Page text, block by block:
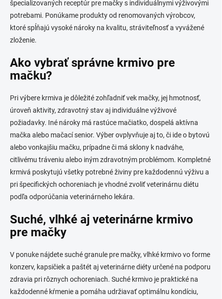
i
s
u
špecializovaných receptúr pre mačky s individuálnymi výživovými
potrebami. Ponúkame produkty od renomovaných výrobcov,
ktoré spĺňajú vysoké nároky na kvalitu, stráviteľnosť a vyvážené
zloženie.
Ako vybrať správne krmivo pre
mačku?
Pri výbere krmiva je dôležité zohľadniť vek mačky, jej hmotnosť,
úroveň aktivity, zdravotný stav aj individuálne výživové
požiadavky. Iné nároky má rastúce mačiatko, dospelá aktívna
mačka alebo mačací senior. Výber ovplyvňuje aj to, či ide o bytovú
alebo vonkajšiu mačku, prípadne či má sklony k nadváhe,
citlivému tráveniu alebo iným zdravotným problémom. Kompletné
krmivá poskytujú všetky potrebné živiny pre každodennú výživu a
pri špecifických ochoreniach je vhodné zvoliť veterinárnu diétu
podľa odporúčania veterinárneho lekára.
Suché, vlhké aj veterinárne krmivo
pre mačky
V ponuke nájdete suché granule pre mačky, vlhké krmivo vo forme
konzerv, kapsičiek a paštét aj veterinárne diéty určené na podporu
zdravia pri rôznych ochoreniach. Suché krmivo je praktické na
každodenné kŕmenie a pomáha udržiavať optimálnu kondíciu,